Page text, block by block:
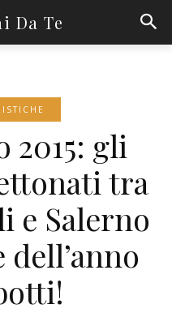
Da Te
2015: gli
tra
e Salerno